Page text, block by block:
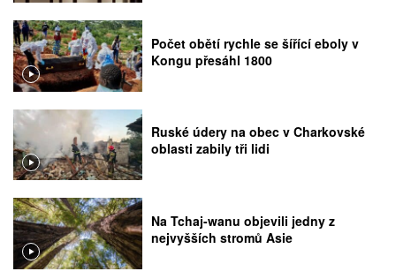
Počet obětí rychle se šířící eboly v
Kongu přesáhl 1800
Ruské údery na obec v Charkovské
oblasti zabily tři lidi
Na Tchaj-wanu objevili jedny z
nejvyšších stromů Asie